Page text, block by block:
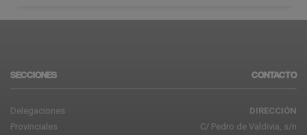
SECCIONES
Delegaciones
Provinciales
CONTACTO
DIRECCIÓN
C/ Pedro de Valdivia, s/n